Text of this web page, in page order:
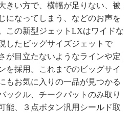
きい方で、横幅が足りない、被
になってしまう、などのお声を
この新型ジェットLXはワイドな
したビッグサイズジェットで
が目立たないようなラインや定
を採用。これまでのビッグサイ
もお気に入りの一品が見つかる
ックル、チークパットのみ取り
能、３点ボタン汎用シールド取